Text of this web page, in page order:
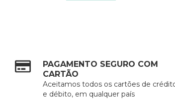
PAGAMENTO SEGURO COM
CARTÃO
Aceitamos todos os cartões de
e débito, em qualquer país